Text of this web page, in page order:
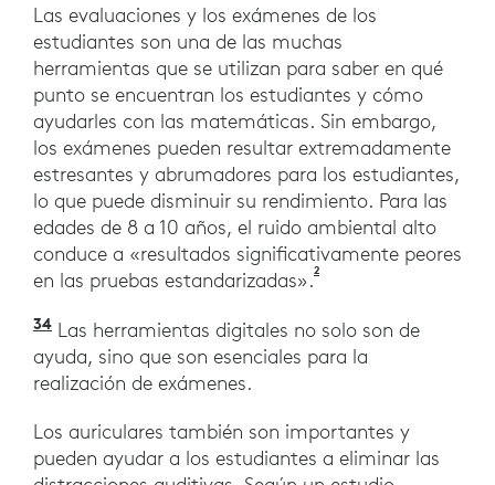
Las evaluaciones y los exámenes de los
estudiantes son una de las muchas
herramientas que se utilizan para saber en qué
punto se encuentran los estudiantes y cómo
ayudarles con las matemáticas. Sin embargo,
los exámenes pueden resultar extremadamente
estresantes y abrumadores para los estudiantes,
lo que puede disminuir su rendimiento. Para las
edades de 8 a 10 años, el ruido ambiental alto
conduce a «resultados significativamente peores
en las pruebas estandarizadas».2
3Si bien emocionalmente los profesores de
4 Entrevistas de Logitech 2020 con
Las herramientas digitales no solo son de
ayuda, sino que son esenciales para la
realización de exámenes.
Los auriculares también son importantes y
pueden ayudar a los estudiantes a eliminar las